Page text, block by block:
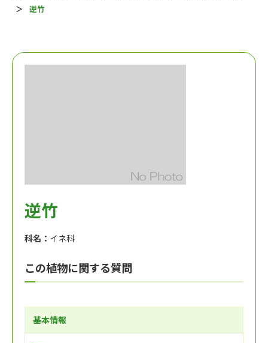
逆竹
逆竹
科名： イネ科
この植物に関する質問
基本情報